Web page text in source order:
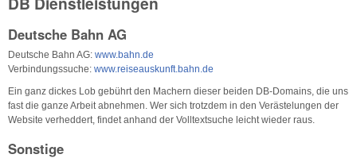
Deutsche Bahn AG
Deutsche Bahn AG: www.bahn.de
Verbindungssuche: www.reiseauskunft.bahn.de
Ein ganz dickes Lob gebührt den Machern dieser beiden DB-Domains, die uns
fast die ganze Arbeit abnehmen. Wer sich trotzdem in den Verästelungen der
Website verheddert, findet anhand der Volltextsuche leicht wieder raus.
Sonstige